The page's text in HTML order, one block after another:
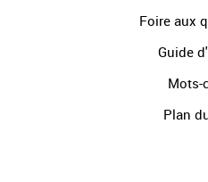
Foire aux
Guide
Mots-
Plan